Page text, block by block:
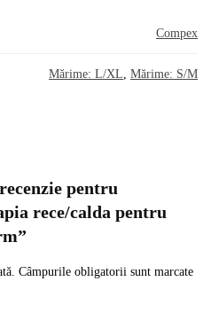
Compex
Mărime: L/XL Mărime: S/M
pentru
rece/calda pentru
Câmpurile obligatorii sunt marcate